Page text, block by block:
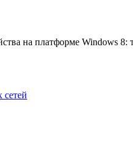
на платформе
сетей